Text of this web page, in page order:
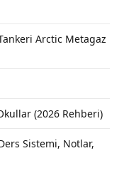
Arctic Metagaz
(2026 Rehberi)
Sistemi, Notlar,